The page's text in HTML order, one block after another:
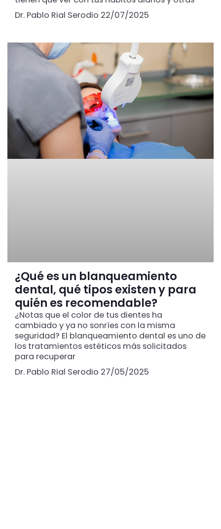
Dr. Pablo Rial Serodio 22/07/2025
¿Qué es un blanqueamiento
dental, qué tipos existen y para
quién es recomendable?
¿Notas que el color de tus dientes ha
cambiado y ya no sonríes con la misma
seguridad? El blanqueamiento dental es uno de
los tratamientos estéticos más solicitados
para recuperar
Dr. Pablo Rial Serodio 27/05/2025